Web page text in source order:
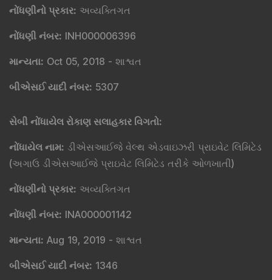
નોંધણીનો પ્રકાર: અવ્યક્તિગત
નોંધણી નંબર: INH000006396
માન્યતા: Oct 05, 2018 - શાશ્વત
બીએસઈ યાદી નંબર: 5307
સેબી નોંધાયેલ રોકાણ સલાહકાર વિગતો:
નોંધાયેલ નામ: ડીએસઆઈજે વેલ્થ એડવાઇઝરી પ્રાઇવેટ લિમિટેડ
(અગાઉ ડીએસઆઈજે પ્રાઇવેટ લિમિટેડ તરીકે ઓળખાતી)
નોંધણીનો પ્રકાર: અવ્યક્તિગત
નોંધણી નંબર: INA000001142
માન્યતા: Aug 19, 2019 - શાશ્વત
બીએસઈ યાદી નંબર: 1346